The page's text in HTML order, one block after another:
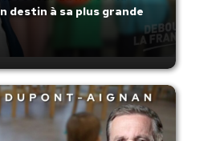
destin à sa plus grande